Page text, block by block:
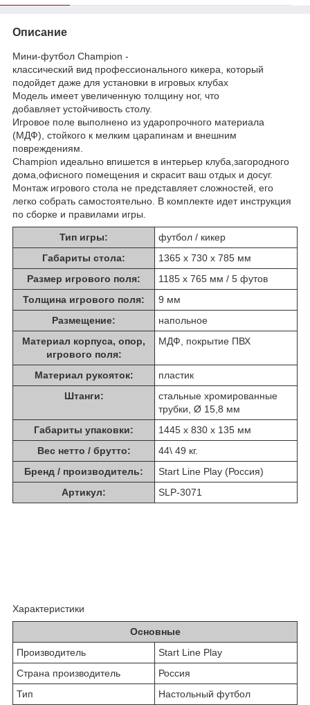
Описание
Мини-футбол Champion -
классический вид профессионального кикера, который
подойдет даже для установки в игровых клубах
Модель имеет увеличенную толщину ног, что
добавляет устойчивость столу.
Игровое поле выполнено из ударопрочного материала
(МДФ), стойкого к мелким царапинам и внешним
повреждениям.
Champion идеально впишется в интерьер клуба,загородного
дома,офисного помещения и скрасит ваш отдых и досуг.
Монтаж игрового стола не представляет сложностей, его
легко собрать самостоятельно. В комплекте идет инструкция
по сборке и правилами игры.
Тип игры:
футбол / кикер
Габариты стола:
1365 х 730 х 785 мм
Размер игрового поля:
1185 x 765 мм / 5 футов
Толщина игрового поля:
9 мм
Размещение:
напольное
Материал корпуса, опор,
игрового поля:
МДФ, покрытие ПВХ
Материал рукояток:
пластик
Штанги:
стальные хромированные
трубки, Ø 15,8 мм
Габариты упаковки:
1445 х 830 х 135 мм
Вес нетто / брутто:
44\ 49 кг.
Бренд / производитель:
Start Line Play (Россия)
Артикул:
SLP-3071
Характеристики
Основные
Производитель
Start Line Play
Страна производитель
Россия
Тип
Настольный футбол